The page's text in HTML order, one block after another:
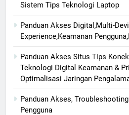
Sistem Tips Teknologi Laptop
Panduan Akses Digital,Multi-
Experience,Keamanan
Panduan Akses Situs Tips
Teknologi Digital Keamanan &
Optimalisasi Jaringan
Panduan Akses,
Pengguna